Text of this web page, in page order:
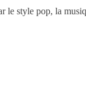
le style pop, la